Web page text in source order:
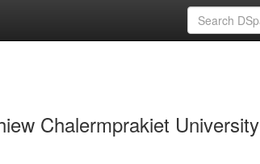
Chalermprakiet University